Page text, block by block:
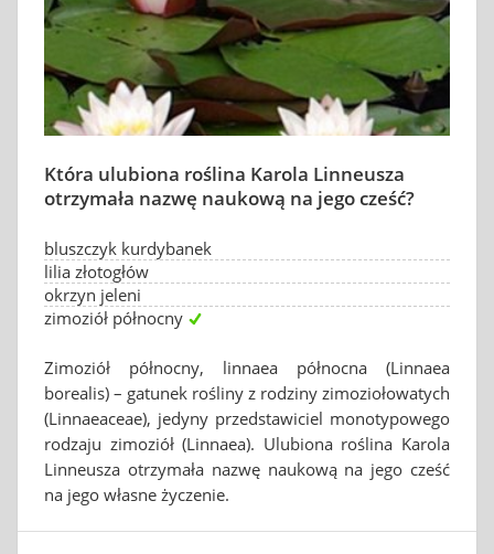
Która ulubiona roślina Karola Linneusza
otrzymała nazwę naukową na jego cześć?
bluszczyk kurdybanek
lilia złotogłów
okrzyn jeleni
zimoziół północny
Zimoziół północny, linnaea północna (Linnaea
borealis) – gatunek rośliny z rodziny zimoziołowatych
(Linnaeaceae), jedyny przedstawiciel monotypowego
rodzaju zimoziół (Linnaea). Ulubiona roślina Karola
Linneusza otrzymała nazwę naukową na jego cześć
na jego własne życzenie.